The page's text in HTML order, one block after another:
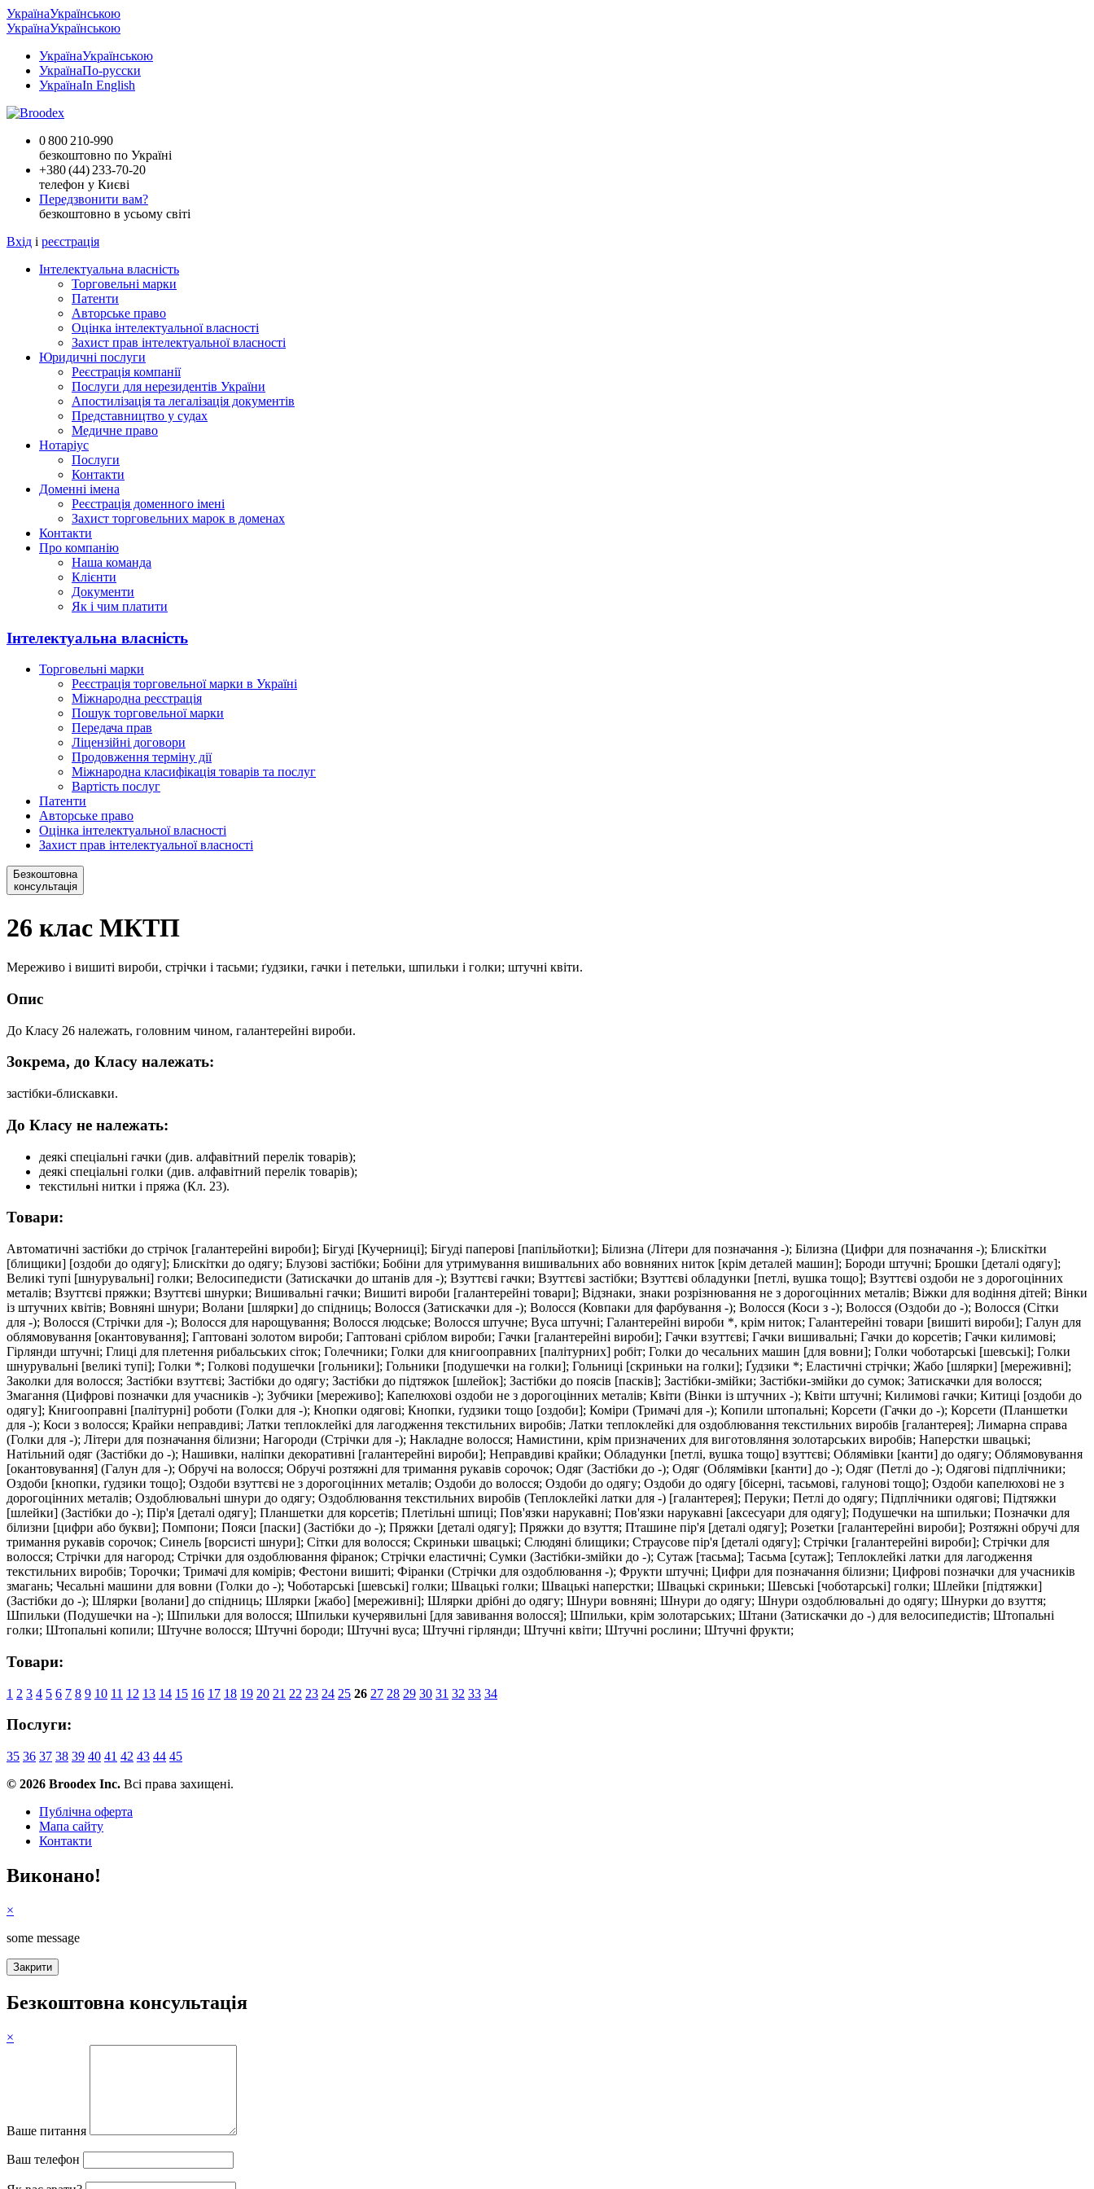
УкраїнаУкраїнською
УкраїнаУкраїнською
УкраїнаУкраїнською
УкраїнаПо-русски
УкраїнаIn English
0 800 210-990
безкоштовно по Україні
+380 (44) 233-70-20
телефон у Києві
Передзвонити вам?
безкоштовно в усьому світі
Вхід і реєстрація
Інтелектуальна власність
Торговельні марки
Патенти
Авторське право
Оцінка інтелектуальної власності
Захист прав інтелектуальної власності
Юридичні послуги
Реєстрація компанії
Послуги для нерезидентів України
Апостилізація та легалізація документів
Представництво у судах
Медичне право
Нотаріус
Послуги
Контакти
Доменні імена
Реєстрація доменного імені
Захист торговельних марок в доменах
Контакти
Про компанію
Наша команда
Клієнти
Документи
Як і чим платити
Інтелектуальна власність
Торговельні марки
Реєстрація торговельної марки в Україні
Міжнародна реєстрація
Пошук торговельної марки
Передача прав
Ліцензійні договори
Продовження терміну дії
Міжнародна класифікація товарів та послуг
Вартість послуг
Патенти
Авторське право
Оцінка інтелектуальної власності
Захист прав інтелектуальної власності
Безкоштовна
консультація
26 клас МКТП
Мереживо і вишиті вироби, стрічки і тасьми; ґудзики, гачки і петельки, шпильки і голки; штучні квіти.
Опис
До Класу 26 належать, головним чином, галантерейні вироби.
Зокрема, до Класу належать:
застібки-блискавки.
До Класу не належать:
деякі спеціальні гачки (див. алфавітний перелік товарів);
деякі спеціальні голки (див. алфавітний перелік товарів);
текстильні нитки і пряжа (Кл. 23).
Товари:
Автоматичні застібки до стрічок [галантерейні вироби]; Бігуді [Кучерниці]; Бігуді паперові [папільйотки]; Білизна (Літери для позначання -); Білизна (Цифри для позначання -); Блискітки
[блищики] [оздоби до одягу]; Блискітки до одягу; Блузові застібки; Бобіни для утримування вишивальних або вовняних ниток [крім деталей машин]; Бороди штучні; Брошки [деталі одягу];
Великі тупі [шнурувальні] голки; Велосипедисти (Затискачки до штанів для -); Взуттєві гачки; Взуттєві застібки; Взуттєві обладунки [петлі, вушка тощо]; Взуттєві оздоби не з дорогоцінних
металів; Взуттєві пряжки; Взуттєві шнурки; Вишивальні гачки; Вишиті вироби [галантерейні товари]; Відзнаки, знаки розрізнювання не з дорогоцінних металів; Віжки для водіння дітей; Вінки
із штучних квітів; Вовняні шнури; Волани [шлярки] до спідниць; Волосся (Затискачки для -); Волосся (Ковпаки для фарбування -); Волосся (Коси з -); Волосся (Оздоби до -); Волосся (Сітки
для -); Волосся (Стрічки для -); Волосся для нарощування; Волосся людське; Волосся штучне; Вуса штучні; Галантерейні вироби *, крім ниток; Галантерейні товари [вишиті вироби]; Галун для
облямовування [окантовування]; Гаптовані золотом вироби; Гаптовані сріблом вироби; Гачки [галантерейні вироби]; Гачки взуттєві; Гачки вишивальні; Гачки до корсетів; Гачки килимові;
Гірлянди штучні; Глиці для плетення рибальських сіток; Голечники; Голки для книгооправних [палітурних] робіт; Голки до чесальних машин [для вовни]; Голки чоботарські [шевські]; Голки
шнурувальні [великі тупі]; Голки *; Голкові подушечки [гольники]; Гольники [подушечки на голки]; Гольниці [скриньки на голки]; Ґудзики *; Еластичні стрічки; Жабо [шлярки] [мереживні];
Заколки для волосся; Застібки взуттєві; Застібки до одягу; Застібки до підтяжок [шлейок]; Застібки до поясів [пасків]; Застібки-змійки; Застібки-змійки до сумок; Затискачки для волосся;
Змагання (Цифрові позначки для учасників -); Зубчики [мереживо]; Капелюхові оздоби не з дорогоцінних металів; Квіти (Вінки із штучних -); Квіти штучні; Килимові гачки; Китиці [оздоби до
одягу]; Книгооправні [палітурні] роботи (Голки для -); Кнопки одягові; Кнопки, ґудзики тощо [оздоби]; Коміри (Тримачі для -); Копили штопальні; Корсети (Гачки до -); Корсети (Планшетки
для -); Коси з волосся; Крайки неправдиві; Латки теплоклейкі для лагодження текстильних виробів; Латки теплоклейкі для оздоблювання текстильних виробів [галантерея]; Лимарна справа
(Голки для -); Літери для позначання білизни; Нагороди (Стрічки для -); Накладне волосся; Намистини, крім призначених для виготовляння золотарських виробів; Наперстки швацькі;
Натільний одяг (Застібки до -); Нашивки, наліпки декоративні [галантерейні вироби]; Неправдиві крайки; Обладунки [петлі, вушка тощо] взуттєві; Облямівки [канти] до одягу; Облямовування
[окантовування] (Галун для -); Обручі на волосся; Обручі розтяжні для тримання рукавів сорочок; Одяг (Застібки до -); Одяг (Облямівки [канти] до -); Одяг (Петлі до -); Одягові підплічники;
Оздоби [кнопки, ґудзики тощо]; Оздоби взуттєві не з дорогоцінних металів; Оздоби до волосся; Оздоби до одягу; Оздоби до одягу [бісерні, тасьмові, галунові тощо]; Оздоби капелюхові не з
дорогоцінних металів; Оздоблювальні шнури до одягу; Оздоблювання текстильних виробів (Теплоклейкі латки для -) [галантерея]; Перуки; Петлі до одягу; Підплічники одягові; Підтяжки
[шлейки] (Застібки до -); Пір'я [деталі одягу]; Планшетки для корсетів; Плетільні шпиці; Пов'язки нарукавні; Пов'язки нарукавні [аксесуари для одягу]; Подушечки на шпильки; Позначки для
білизни [цифри або букви]; Помпони; Пояси [паски] (Застібки до -); Пряжки [деталі одягу]; Пряжки до взуття; Пташине пір'я [деталі одягу]; Розетки [галантерейні вироби]; Розтяжні обручі для
тримання рукавів сорочок; Синель [ворсисті шнури]; Сітки для волосся; Скриньки швацькі; Слюдяні блищики; Страусове пір'я [деталі одягу]; Стрічки [галантерейні вироби]; Стрічки для
волосся; Стрічки для нагород; Стрічки для оздоблювання фіранок; Стрічки еластичні; Сумки (Застібки-змійки до -); Сутаж [тасьма]; Тасьма [сутаж]; Теплоклейкі латки для лагодження
текстильних виробів; Торочки; Тримачі для комірів; Фестони вишиті; Фіранки (Стрічки для оздоблювання -); Фрукти штучні; Цифри для позначання білизни; Цифрові позначки для учасників
змагань; Чесальні машини для вовни (Голки до -); Чоботарські [шевські] голки; Швацькі голки; Швацькі наперстки; Швацькі скриньки; Шевські [чоботарські] голки; Шлейки [підтяжки]
(Застібки до -); Шлярки [волани] до спідниць; Шлярки [жабо] [мереживні]; Шлярки дрібні до одягу; Шнури вовняні; Шнури до одягу; Шнури оздоблювальні до одягу; Шнурки до взуття;
Шпильки (Подушечки на -); Шпильки для волосся; Шпильки кучерявильні [для завивання волосся]; Шпильки, крім золотарських; Штани (Затискачки до -) для велосипедистів; Штопальні
голки; Штопальні копили; Штучне волосся; Штучні бороди; Штучні вуса; Штучні гірлянди; Штучні квіти; Штучні рослини; Штучні фрукти;
Товари:
1 2 3 4 5 6 7 8 9 10 11 12 13 14 15 16 17 18 19 20 21 22 23 24 25 26 27 28 29 30 31 32 33 34
Послуги:
35 36 37 38 39 40 41 42 43 44 45
© 2026 Broodex Inc. Всі права захищені.
Публічна оферта
Мапа сайту
Контакти
Виконано!
×
some message
Безкоштовна консультація
×
Ваше питання
Ваш телефон